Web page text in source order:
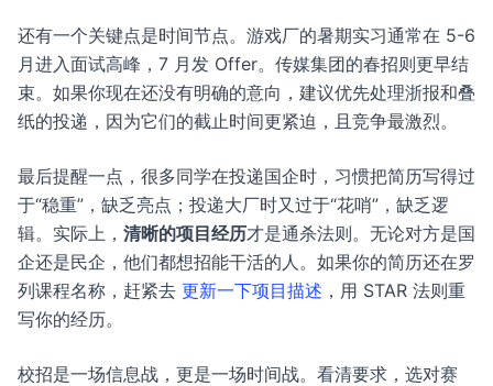
还有一个关键点是时间节点。游戏厂的暑期实习通常在 5-6
月进入面试高峰，7 月发 Offer。传媒集团的春招则更早结
束。如果你现在还没有明确的意向，建议优先处理浙报和叠
纸的投递，因为它们的截止时间更紧迫，且竞争最激烈。
最后提醒一点，很多同学在投递国企时，习惯把简历写得过
于“稳重”，缺乏亮点；投递大厂时又过于“花哨”，缺乏逻
辑。实际上， 清晰的项目经历才是通杀法则。无论对方是国
企还是民企，他们都想招能干活的人。如果你的简历还在罗
列课程名称，赶紧去 更新一下项目描述 ，用 STAR 法则重
写你的经历。
校招是一场信息战，更是一场时间战。看清要求，选对赛